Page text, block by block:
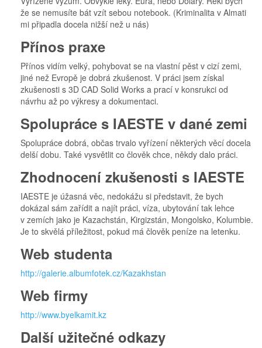
že se nemusíte bát vzít sebou notebook. (Kriminalita v Almati
mi připadla docela nižší než u nás)
Přínos praxe
Přínos vidím velký, pohybovat se na vlastní pěst v cizí zemi,
jiné než Evropě je dobrá zkušenost. V práci jsem získal
zkušenosti s 3D CAD Solid Works a prací v konsrukci od
návrhu až po výkresy a dokumentaci.
Spolupráce s IAESTE v dané zemi
Spolupráce dobrá, občas trvalo vyřízení některých věcí docela
delší dobu. Také vysvětlit co člověk chce, někdy dalo práci.
Zhodnocení zkušenosti s IAESTE
IAESTE je úžasná věc, nedokážu si představit, že bych
dokázal sám zařídit a najít práci, víza, ubytování tak lehce
v zemích jako je Kazachstán, Kirgizstán, Mongolsko, Kolumbie.
Je to skvělá příležitost, pokud má člověk peníze na letenku.
Web studenta
http://galerie.albumfotek.cz/Kazakhstan
Web firmy
http://www.byelkamit.kz
Další užitečné odkazy